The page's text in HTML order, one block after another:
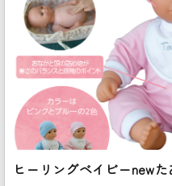
ヒーリングベイビーnew